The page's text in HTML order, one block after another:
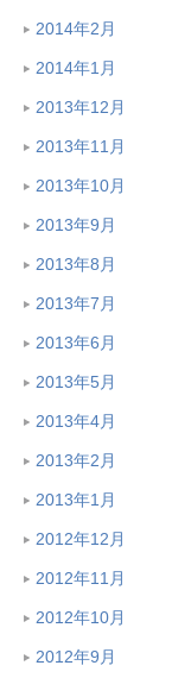
2014年2月
2014年1月
2013年12月
2013年11月
2013年10月
2013年9月
2013年8月
2013年7月
2013年6月
2013年5月
2013年4月
2013年2月
2013年1月
2012年12月
2012年11月
2012年10月
2012年9月